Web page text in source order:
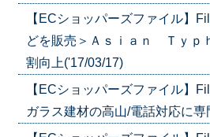
【ECショッパーズファイル】
どを販売＞Ａｓｉａｎ Ｔｙｐ
割向上('17/03/17)
【ECショッパーズファイル】
ガラス建材の高山/電話対応に